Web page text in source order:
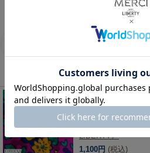
> LIBERTY FABRICS リバティプリント シルクク
入)Kensington Crepe de Chine＜Betsy Shadow＞(ベ
2342211-A《2022AW THE HOUSE OF LIBERTY》
この商品を見た人は、こちらの商品もチ
LIBERTY FABRICS
プデシン生地 イン
Chine<br>＜Betsy
ンク地】2342211-C
LIBERTY》
1,100円 (税込)